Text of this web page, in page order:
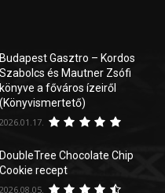
Budapest Gasztro – Kordos
Szabolcs és Mautner Zsófi
könyve a főváros ízeiről
(Könyvismertető)
2026.01.17.
DoubleTree Chocolate Chip
Cookie recept
2026.08.05.